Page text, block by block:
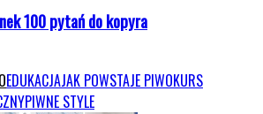
100 pytań do kopyra
EDUKACJAJAK POWSTAJE PIWOKURS
PIWNE STYLE